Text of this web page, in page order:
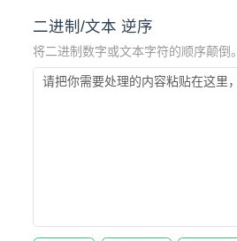
二进制/文本 逆序
将二进制数字或文本字符的顺序颠倒。